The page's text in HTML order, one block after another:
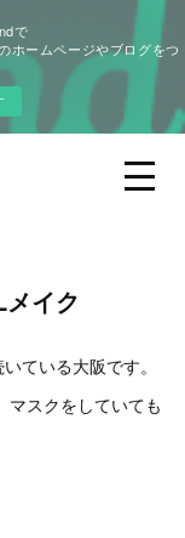
で
ホームページやブログをつ
イク
ている大阪です。
マスクをしていても